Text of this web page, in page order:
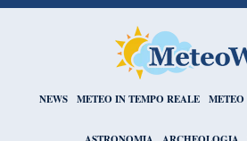
NEWS METEO IN TEMPO REALE METEO